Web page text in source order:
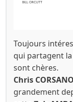
Toujours
qui partagent
sont chères.
Chris CORSANO
grandement